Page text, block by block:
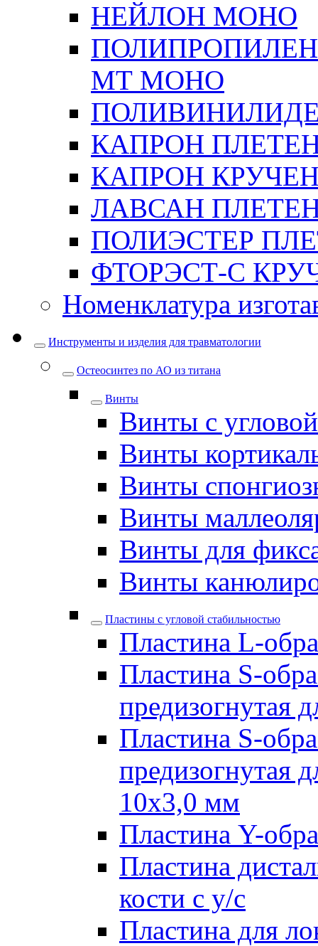
НЕЙЛОН МОНО
МТ МОНО
КАПРОН
КАПРОН
ЛАВСАН
ПОЛИЭСТЕР
ФТОРЭСТ-С
Номенклатура
Инструменты и изделия для травматологии
Остеосинтез по АО из титана
Винты
Винты с
Винты
Винты
Винты
Винты для
Винты
Пластины с угловой стабильностью
Пластина L-
Пластина S-
предизогнутая
Пластина S-
предизогнутая
10х3,0 мм
Пластина Y-
Пластина
кости с у/с
Пластина для